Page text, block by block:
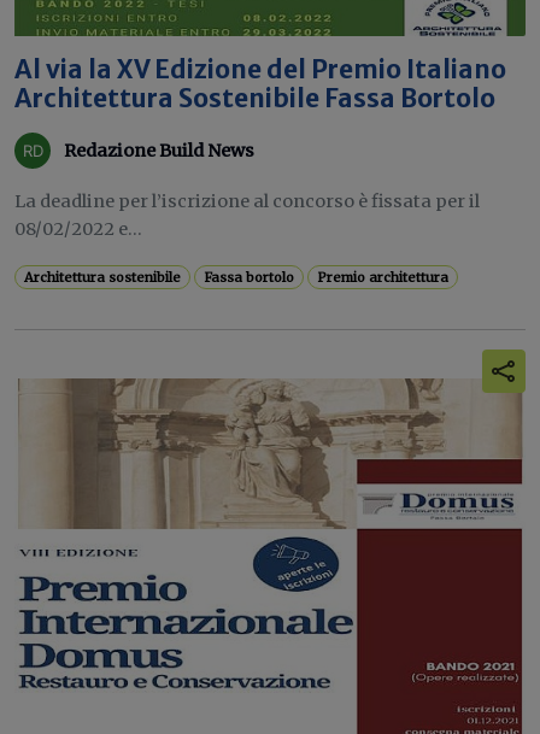
Al via la XV Edizione del Premio Italiano
Architettura Sostenibile Fassa Bortolo
Redazione Build News
La deadline per l’iscrizione al concorso è fissata per il
08/02/2022 e...
Architettura sostenibile Fassa bortolo Premio architettura